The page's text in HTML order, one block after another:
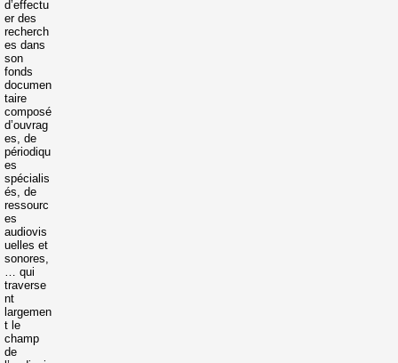
d’effectu
er des
recherch
es dans
son
fonds
documen
taire
composé
d’ouvrag
es, de
périodiqu
es
spécialis
és, de
ressourc
es
audiovis
uelles et
sonores,
… qui
traverse
nt
largemen
t le
champ
de